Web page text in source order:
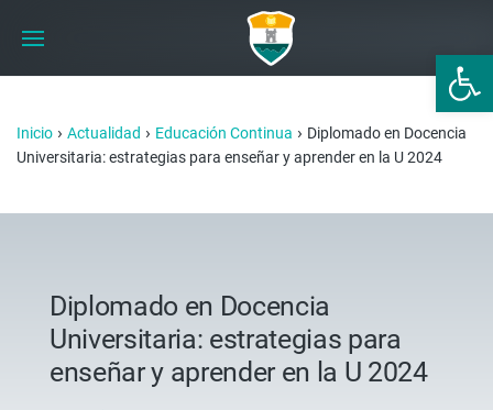
Abrir
Inicio › Actualidad › Educación Continua › Diplomado en Docencia
Universitaria: estrategias para enseñar y aprender en la U 2024
Diplomado en Docencia
Universitaria: estrategias para
enseñar y aprender en la U 2024